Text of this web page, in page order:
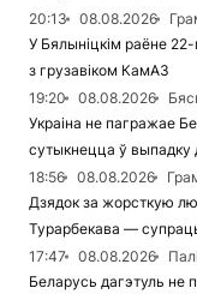
20:13
08.08.2026
У Бялыніцкім раёне
з грузавіком КамАЗ
19:20
08.08.2026
Украіна не пагражае
сутыкнецца ў
18:56
08.08.2026
Дзядок за жорсткую
Турарбекава —
17:47
08.08.2026
Беларусь дагэтуль не